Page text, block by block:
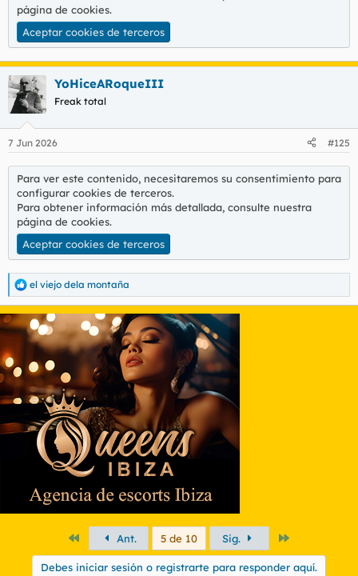
página de cookies.
Aceptar cookies de terceros
YoHiceARoqueIII
Freak total
7 Jun 2026 #125
Para ver este contenido, necesitaremos su consentimiento para
configurar cookies de terceros.
Para obtener información más detallada, consulte nuestra
página de cookies.
Aceptar cookies de terceros
R
e
a
c
o
n
s
el viejo dela montaña
PrimeroAnt. 5 de 10 Sig.
Debes iniciar sesión o registrarte para responder aquí.